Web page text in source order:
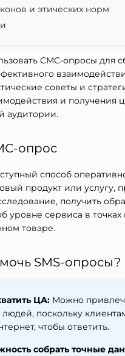
и этических норм
СМС-опросы для
советы и
и получения
аудитории.
опрос
способ
продукт или услугу,
получить
уровне сервиса в
товаре.
SMS-опросы?
ЦА: Можно
поскольку
чтобы ответить.
собрать точные